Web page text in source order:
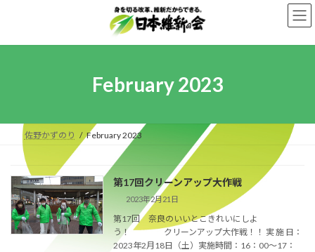
February 2023
佐野かずのり February 2023
第17回クリーンアップ大作戦
2023年2月21日
第17回 奈良のいいとこきれいにしよ
う！ クリーンアップ大作戦！！ 実 施 日：
2023年2月18日（土）実施時間：16：00～17：